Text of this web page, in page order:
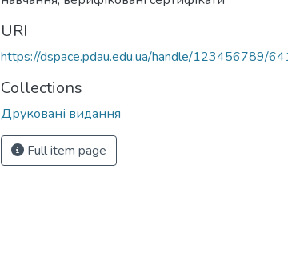
URI
https://dspace.pdau.edu.ua/handle/123456789/
Collections
Друковані видання
Full item page